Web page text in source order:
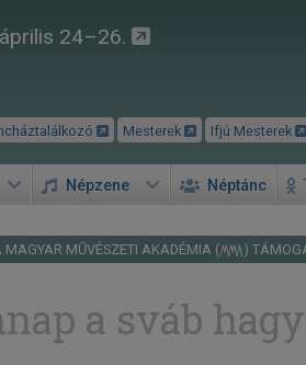
24–26.
Mesterek Ifjú Mesterek
Népzene Néptánc
MAGYAR MŰVÉSZETI AKADÉMIA ( )
a sváb